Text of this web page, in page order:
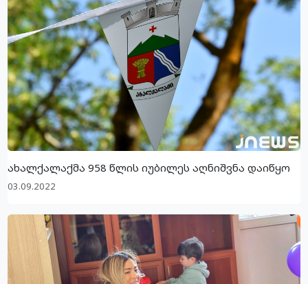
ახალქალაქმა 958 წლის იუბილეს აღნიშვნა დაიწყო
03.09.2022